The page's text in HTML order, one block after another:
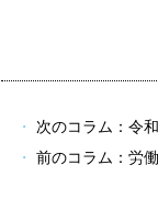
次のコラム：令
前のコラム：労